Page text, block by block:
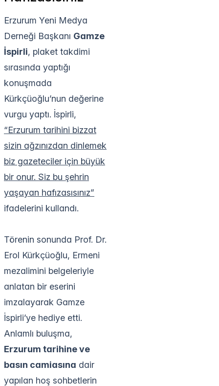
Erzurum Yeni Medya
Derneği Başkanı Gamze
İspirli, plaket takdimi
sırasında yaptığı
konuşmada
Kürkçüoğlu’nun değerine
vurgu yaptı. İspirli,
“Erzurum tarihini bizzat
sizin ağzınızdan dinlemek
biz gazeteciler için büyük
bir onur. Siz bu şehrin
yaşayan hafızasısınız”
ifadelerini kullandı.
Törenin sonunda Prof. Dr.
Erol Kürkçüoğlu, Ermeni
mezalimini belgeleriyle
anlatan bir eserini
imzalayarak Gamze
İspirli’ye hediye etti.
Anlamlı buluşma,
Erzurum tarihine ve
basın camiasına dair
yapılan hoş sohbetlerin